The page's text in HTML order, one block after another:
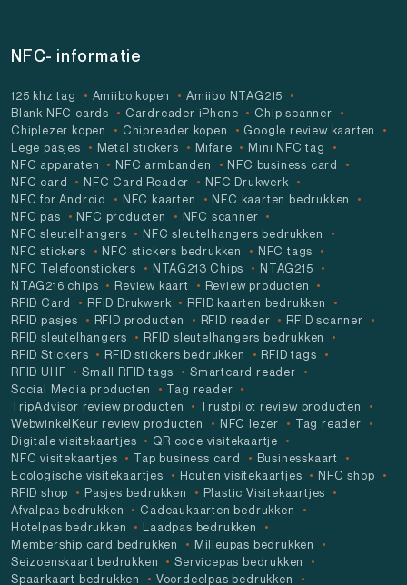
NFC- informatie
125 khz tag Amiibo kopen
Amiibo NTAG215
Blank NFC cards
Cardreader iPhone
Chip scanner
Chiplezer kopen
Chipreader kopen
Google review kaarten
Lege pasjes
Metal stickers Mifare
Mini NFC tag
NFC apparaten
NFC armbanden
NFC business card
NFC card
NFC Card Reader
NFC Drukwerk
NFC for Android
NFC kaarten
NFC kaarten bedrukken
NFC pas
NFC producten
NFC scanner
NFC sleutelhangers
NFC sleutelhangers bedrukken
NFC stickers
NFC stickers bedrukken
NFC tags
NFC Telefoonstickers
NTAG213 Chips
NTAG215
NTAG216 chips
Review kaart
Review producten
RFID Card
RFID Drukwerk
RFID kaarten bedrukken
RFID pasjes
RFID producten RFID reader
RFID scanner
RFID sleutelhangers
RFID sleutelhangers bedrukken
RFID Stickers
RFID stickers bedrukken
RFID tags
RFID UHF
Small RFID tags
Smartcard reader
Social Media producten
Tag reader
TripAdvisor review producten
Trustpilot review producten
WebwinkelKeur review producten
NFC lezer
Tag reader
Digitale visitekaartjes
QR code visitekaartje
NFC visitekaartjes
Tap business card
Businesskaart
Ecologische visitekaartjes
Houten visitekaartjes
NFC shop
RFID shop
Pasjes bedrukken
Plastic Visitekaartjes
Afvalpas bedrukken
Cadeaukaarten bedrukken
Hotelpas bedrukken
Laadpas bedrukken
Membership card bedrukken
Milieupas bedrukken
Seizoenskaart bedrukken
Servicepas bedrukken
Spaarkaart bedrukken
Voordeelpas bedrukken